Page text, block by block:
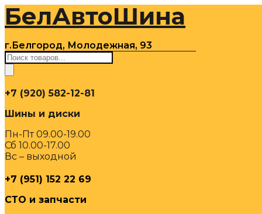
Перейти
содержимому
БелАвтоШина
г.Белгород, Молодежная, 93
Поиск
товаров
+7 (920) 582-12-81
Шины и диски
Пн-Пт 09.00-19.00
Сб 10.00-17.00
Вс – выходной
+7 (951) 152 22 69
СТО и запчасти